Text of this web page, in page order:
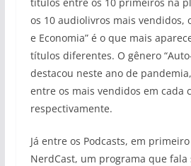
os 10 audiolivros mais vendidos,
e Economia” é o que mais
títulos diferentes. O gênero
destacou neste ano de
entre os mais vendidos em cada
respectivamente.
Já entre os Podcasts, em
NerdCast, um programa que